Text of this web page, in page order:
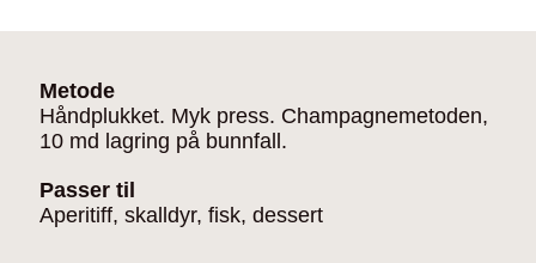
Metode
Håndplukket. Myk press. Champagnemetoden,
10 md lagring på bunnfall.
Passer til
Aperitiff, skalldyr, fisk, dessert